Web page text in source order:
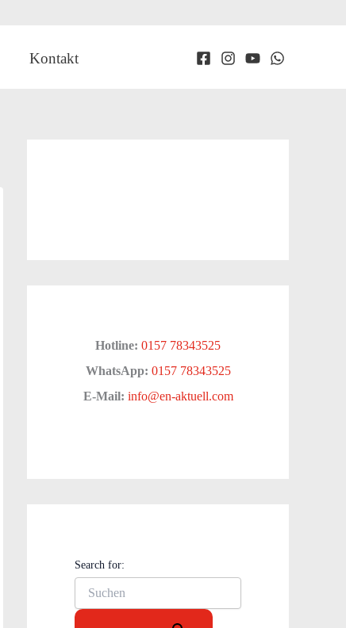
Kontakt
Hotline: 0157 78343525
WhatsApp: 0157 78343525
E-Mail: info@en-aktuell.com
Search for: